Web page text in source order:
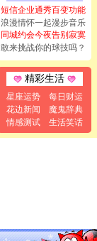
短信企业通秀百变功能
浪漫情怀一起漫步音乐
同城约会今夜告别寂寞
敢来挑战你的球技吗？
精彩生活
星座运势
每日财运
花边新闻
魔鬼辞典
情感测试
生活笑话